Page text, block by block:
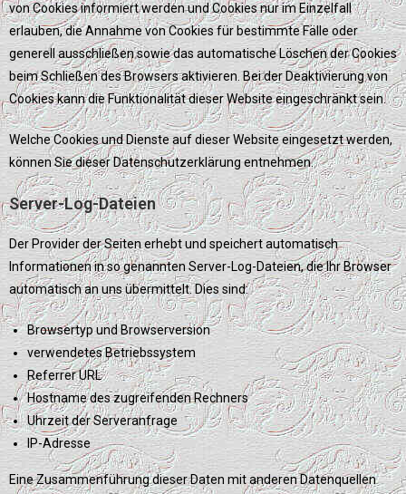
von Cookies informiert werden und Cookies nur im Einzelfall
erlauben, die Annahme von Cookies für bestimmte Fälle oder
generell ausschließen sowie das automatische Löschen der Cookies
beim Schließen des Browsers aktivieren. Bei der Deaktivierung von
Cookies kann die Funktionalität dieser Website eingeschränkt sein.
Welche Cookies und Dienste auf dieser Website eingesetzt werden,
können Sie dieser Datenschutzerklärung entnehmen.
Server-Log-Dateien
Der Provider der Seiten erhebt und speichert automatisch
Informationen in so genannten Server-Log-Dateien, die Ihr Browser
automatisch an uns übermittelt. Dies sind:
Browsertyp und Browserversion
verwendetes Betriebssystem
Referrer URL
Hostname des zugreifenden Rechners
Uhrzeit der Serveranfrage
IP-Adresse
Eine Zusammenführung dieser Daten mit anderen Datenquellen